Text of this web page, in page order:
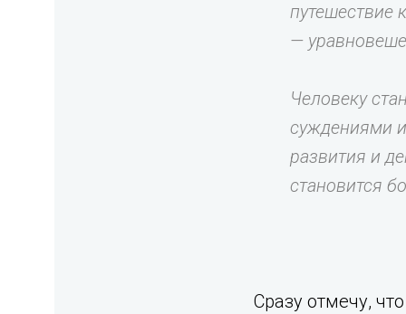
путешествие
—
Человеку
суждениями
развития и
становится
Сразу отмечу,